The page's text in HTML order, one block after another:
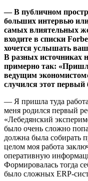
— В публичном
больших интервью
самых влиятельных
входите в списки
хочется услышать
В разных источниках
примерно так:
ведущим
случился этот
— Я пришла туда
меня родился первый
«Лебедянский
было очень сложно
должна была собирать
целом моя работа
оперативную
Формировалась тогда
было сложных ERP-